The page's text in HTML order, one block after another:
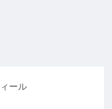
ール